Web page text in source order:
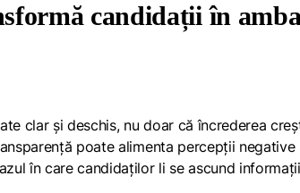
candidații în
clar și deschis, nu doar că încrederea
poate alimenta percepții
în care candidaților li se ascund